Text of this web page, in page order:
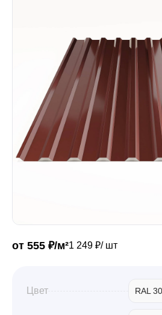
Сваи винтовые
Забор
Кровля
Профили для
от 555 ₽/м²1 249 ₽/ шт
Цвет RAL